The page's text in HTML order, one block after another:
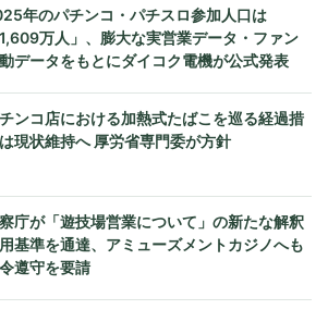
年のパチンコ・パチスロ参加人口は
1,609万人」、膨大な実営業データ・ファン
データをもとにダイコク電機が公式発表
ンコ店における加熱式たばこを巡る経過措
現状維持へ 厚労省専門委が方針
庁が「遊技場営業について」の新たな解釈
基準を通達、アミューズメントカジノへも
遵守を要請